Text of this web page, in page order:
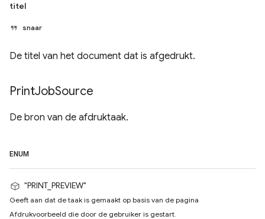
titel
snaar
De titel van het document dat is afgedrukt.
PrintJobSource
De bron van de afdruktaak.
ENUM
"PRINT_PREVIEW"
Geeft aan dat de taak is gemaakt op basis van de pagina
Afdrukvoorbeeld die door de gebruiker is gestart.